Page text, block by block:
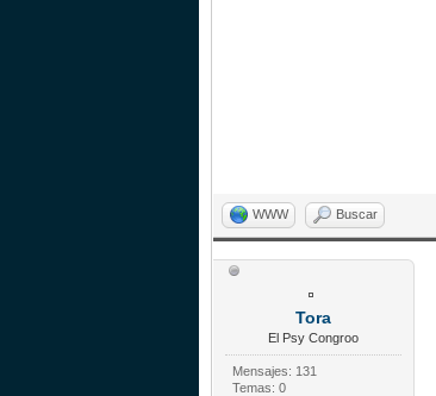
WWW Buscar
Tora
El Psy Congroo
Mensajes: 131
Temas: 0